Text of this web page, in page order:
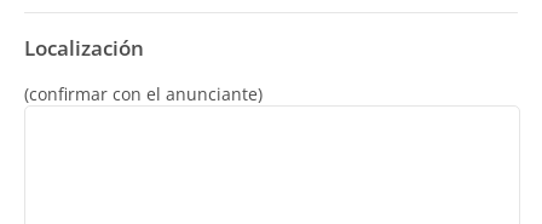
Localización
(confirmar con el anunciante)